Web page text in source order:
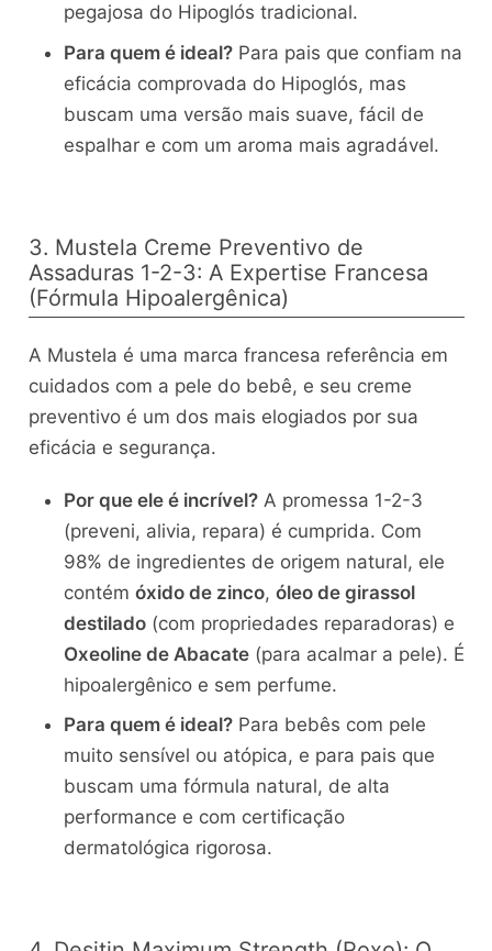
pegajosa do Hipoglós tradicional.
Para quem é ideal?Para pais que confiam na
eficácia comprovada do Hipoglós, mas
buscam uma versão mais suave, fácil de
espalhar e com um aroma mais agradável.
3. Mustela Creme Preventivo de
Assaduras 1-2-3: A Expertise Francesa
(Fórmula Hipoalergênica)
A Mustela é uma marca francesa referência em
cuidados com a pele do bebê, e seu creme
preventivo é um dos mais elogiados por sua
eficácia e segurança.
Por que ele é incrível?A promessa 1-2-3
(preveni, alivia, repara) é cumprida. Com
98% de ingredientes de origem natural, ele
contém óxido de zinco, óleo de girassol
destilado(com propriedades reparadoras) e
Oxeoline de Abacate(para acalmar a pele). É
hipoalergênico e sem perfume.
Para quem é ideal?Para bebês com pele
muito sensível ou atópica, e para pais que
buscam uma fórmula natural, de alta
performance e com certificação
dermatológica rigorosa.